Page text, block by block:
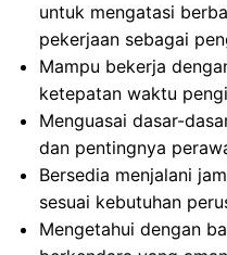
untuk mengatasi
pekerjaan sebagai
Mampu bekerja
ketepatan waktu
Menguasai dasar-
dan pentingnya
Bersedia menjalani
sesuai kebutuhan
Mengetahui dengan